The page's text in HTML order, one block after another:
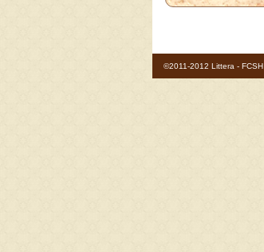
©2011-2012 Littera - FCSH